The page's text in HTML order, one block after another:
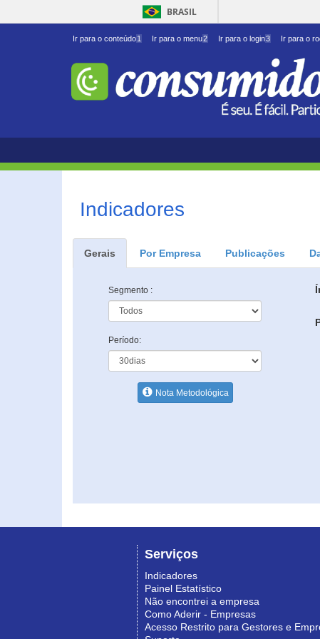
BRASIL
Ir para o conteúdo1 Ir para o menu2 Ir para o login3 Ir para o
Indicadores
Gerais Por Empresa Publicações
Segmento :
Período:
Nota Metodológica
Serviços
Indicadores
Painel Estatístico
Não encontrei a empresa
Como Aderir - Empresas
Acesso Restrito para Gestores e